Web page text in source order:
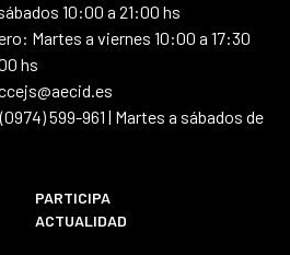
10:00 a 21:00 hs
Martes a viernes 10:00 a 17:30
hs
599-961 | Martes a sábados de
PARTICIPA
ACTUALIDAD